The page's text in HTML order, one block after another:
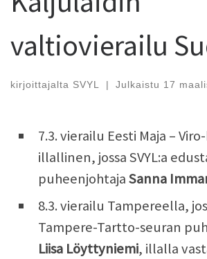
valtiovierailu
kirjoittajalta SVYL | Julkaistu 17
7.3. vierailu Eesti Maja –
illallinen, jossa SVYL:a
puheenjohtajaSanna
8.3. vierailu Tampereella,
Tampere-Tartto-seuran
Liisa Löyttyniemi, illalla